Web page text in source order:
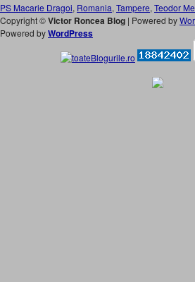
PS Macarie Dragoi, Romania, Tampere, Teodor
Copyright ©Victor Roncea Blog | Powered by
Powered byWordPress